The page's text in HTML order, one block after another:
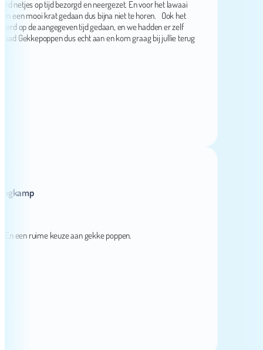
op tijd bezorgd en neergezet. En voor het lawaai
mooi krat gedaan dus bijna niet te horen. Ook het
de aangegeven tijd gedaan, en we hadden er zelf
dus echt aan en kom graag bij jullie terug
ruime keuze aan gekke poppen.